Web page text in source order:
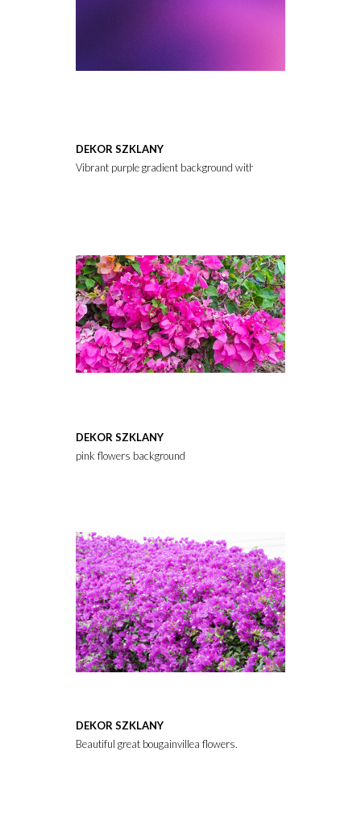
DEKOR SZKLANY
Vibrant purple gradient background with soft magenta light
DEKOR SZKLANY
pink flowers background
DEKOR SZKLANY
Beautiful great bougainvillea flowers.